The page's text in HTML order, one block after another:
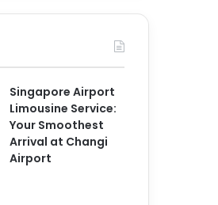
Singapore Airport
Limousine Service:
Your Smoothest
Arrival at Changi
Airport